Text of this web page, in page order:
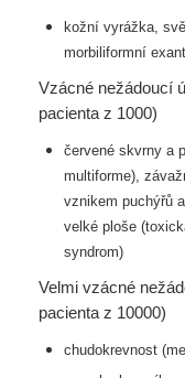
kožní vyrážka,
morbiliformní
Vzácné nežádoucí
pacienta z 1000)
červené skvrny a
multiforme),
vznikem puchýřů
velké ploše
syndrom)
Velmi vzácné
pacienta z 10000)
chudokrevnost